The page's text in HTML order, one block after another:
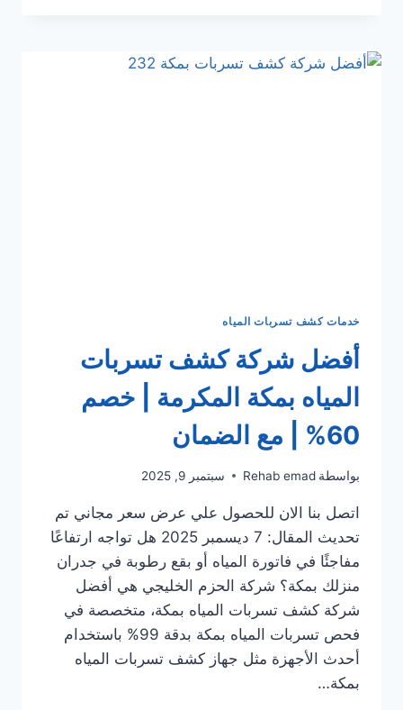
حي
خدمات كشف تسربات المياه
أفضل شركة كشف تسربات
المياه بمكة المكرمة | خصم
60% | مع الضمان
بواسطة Rehab emad سبتمبر 9, 2025
اتصل بنا الان للحصول علي عرض سعر مجاني تم
تحديث المقال: 7 ديسمبر 2025 هل تواجه ارتفاعًا
مفاجئًا في فاتورة المياه أو بقع رطوبة في جدران
منزلك بمكة؟ شركة الحزم الخليجي هي أفضل
شركة كشف تسربات المياه بمكة، متخصصة في
فحص تسربات المياه بمكة بدقة 99% باستخدام
أحدث الأجهزة مثل جهاز كشف تسربات المياه
بمكة…